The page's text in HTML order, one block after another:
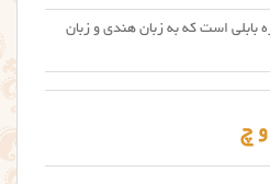
بابلی است که به زبان هندی و زبان
چ